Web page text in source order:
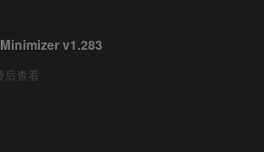
v1.283
后查看